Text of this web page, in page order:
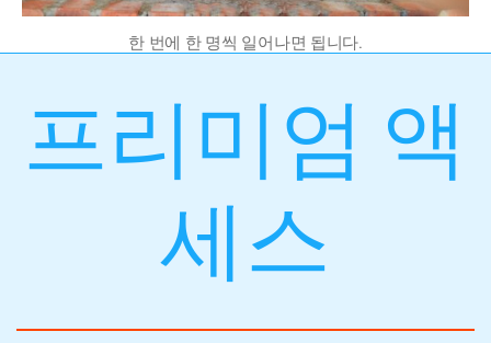
한 번에 한 명씩 일어나면 됩니다.
프리미엄 액
세스